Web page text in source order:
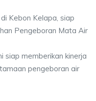
Kebon Kelapa, siap
Pengeboran Mata Air
siap memberikan kinerja
pengeboran air